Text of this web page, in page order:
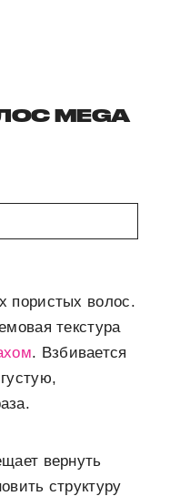
MEGA
пористых волос.
текстура
. Взбивается
вернуть
структуру